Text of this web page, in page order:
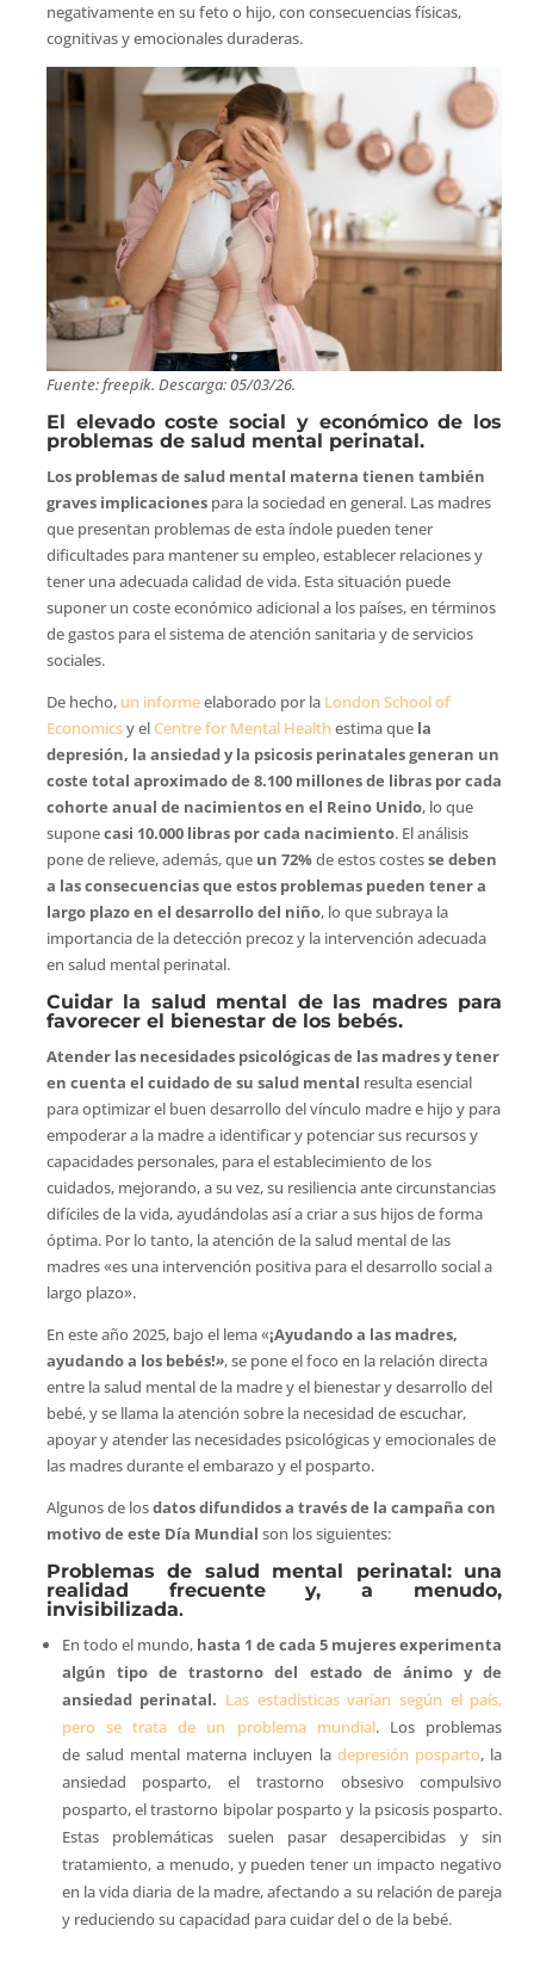
negativamente en su feto o hijo, con consecuencias físicas,
cognitivas y emocionales duraderas.
Fuente: freepik. Descarga: 05/03/26.
El elevado coste social y económico de los
problemas de salud mental perinatal.
Los problemas de salud mental materna tienen también
graves implicacionespara la sociedad en general. Las madres
que presentan problemas de esta índole pueden tener
dificultades para mantener su empleo, establecer relaciones y
tener una adecuada calidad de vida. Esta situación puede
suponer un coste económico adicional a los países, en términos
de gastos para el sistema de atención sanitaria y de servicios
sociales.
De hecho, un informeelaborado por la London School of
Economicsy elCentre for Mental Health estima que la
depresión, la ansiedad y la psicosis perinatales generan un
coste total aproximado de 8.100 millones de libras por cada
cohorte anual de nacimientos en el Reino Unido, lo que
suponecasi 10.000 libras por cada nacimiento. El análisis
pone de relieve, además, que un 72%de estos costesse deben
a las consecuencias que estos problemas pueden tener a
largo plazo en el desarrollo del niño, lo que subraya la
importancia de la detección precoz y la intervención adecuada
en salud mental perinatal.
Cuidar la salud mental de las madres para
favorecer el bienestar de los bebés.
Atender las necesidades psicológicas de las madres y tener
en cuenta el cuidado de su salud mental resulta esencial
para optimizar el buen desarrollo del vínculo madre e hijo y para
empoderar a la madre a identificar y potenciar sus recursos y
capacidades personales, para el establecimiento de los
cuidados, mejorando, a su vez, su resiliencia ante circunstancias
difíciles de la vida, ayudándolas así a criar a sus hijos de forma
óptima. Por lo tanto, la atención de la salud mental de las
madres «es una intervención positiva para el desarrollo social a
largo plazo».
En este año 2025, bajo el lema «¡Ayudando a las madres,
ayudando a los bebés!», se pone el foco en la relación directa
entre la salud mental de la madre y el bienestar y desarrollo del
bebé, y se llama la atención sobre la necesidad de escuchar,
apoyar y atender las necesidades psicológicas y emocionales de
las madres durante el embarazo y el posparto.
Algunos de losdatos difundidos a través de la campaña con
motivo de este Día Mundial son los siguientes:
Problemas de salud mental perinatal: una
realidad frecuente y, a menudo,
invisibilizada.
En todo el mundo, hasta 1 de cada 5 mujeres experimenta
algún tipo de trastorno del estado de ánimo y de
ansiedad perinatal. Las estadísticas varían según el país,
pero se trata de un problema mundial. Los problemas
de salud mental materna incluyen la depresión posparto, la
ansiedad posparto, el trastorno obsesivo compulsivo
posparto, el trastorno bipolar posparto y la psicosis posparto.
Estas problemáticas suelen pasar desapercibidas y sin
tratamiento, a menudo, y pueden tener un impacto negativo
en la vida diaria de la madre, afectando a su relación de pareja
y reduciendo su capacidad para cuidar del o de la bebé.